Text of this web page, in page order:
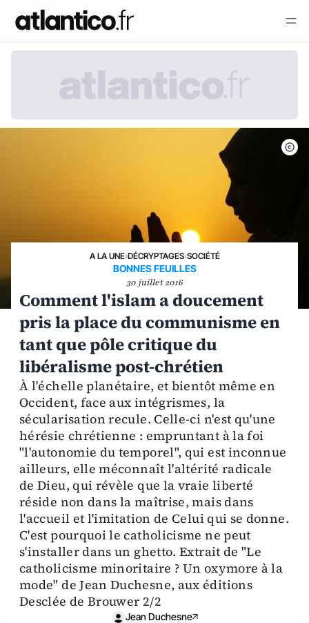
A LA UNE›DÉCRYPTAGES›SOCIÉTÉ
BONNES FEUILLES
30 juillet 2016
Comment l'islam a doucement
pris la place du communisme en
tant que pôle critique du
libéralisme post-chrétien
À l'échelle planétaire, et bientôt même en
Occident, face aux intégrismes, la
sécularisation recule. Celle-ci n'est qu'une
hérésie chrétienne : empruntant à la foi
"l'autonomie du temporel", qui est inconnue
ailleurs, elle méconnaît l'altérité radicale
de Dieu, qui révèle que la vraie liberté
réside non dans la maîtrise, mais dans
l'accueil et l'imitation de Celui qui se donne.
C'est pourquoi le catholicisme ne peut
s'installer dans un ghetto. Extrait de "Le
catholicisme minoritaire ? Un oxymore à la
mode" de Jean Duchesne, aux éditions
Desclée de Brouwer 2/2
Jean Duchesne